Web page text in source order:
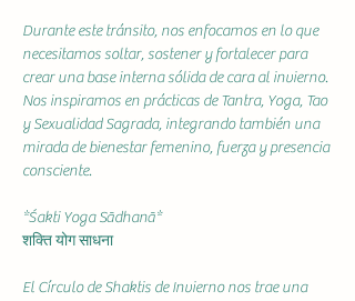
Durante este tránsito, nos enfocamos en lo que
necesitamos soltar, sostener y fortalecer para
crear una base interna sólida de cara al invierno.
Nos inspiramos en prácticas de Tantra, Yoga, Tao
y Sexualidad Sagrada, integrando también una
mirada de bienestar femenino, fuerza y presencia
consciente.
*Śakti Yoga Sādhanā*
शक्ति योग साधना
El Círculo de Shaktis de Invierno nos trae una